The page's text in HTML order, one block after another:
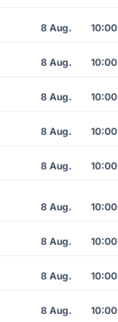
8 Aug. 10:00
8 Aug. 10:00
8 Aug. 10:00
8 Aug. 10:00
8 Aug. 10:00
8 Aug. 10:00
8 Aug. 10:00
8 Aug. 10:00
8 Aug. 10:00